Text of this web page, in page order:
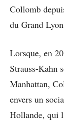
Collomb
du Grand
Lorsque, en
Strauss-Kahn
Manhattan,
envers un
Hollande, qui